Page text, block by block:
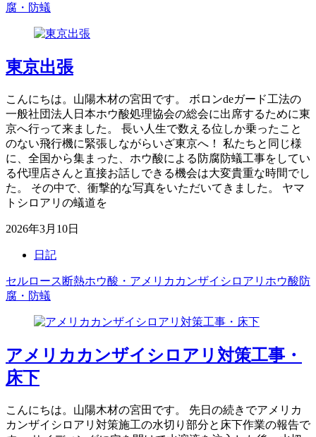
腐・防蟻
東京出張
こんにちは。山陽木材の宮田です。 ボロンdeガード工法の
一般社団法人日本ホウ酸処理協会の総会に出席するために東
京へ行って来ました。 長い人生で数える位しか乗ったこと
のない飛行機に緊張しながらいざ東京へ！ 私たちと同じ様
に、全国から集まった、ホウ酸による防腐防蟻工事をしてい
る代理店さんと直接お話しできる機会は大変貴重な時間でし
た。 その中で、衝撃的な写真をいただいてきました。 ヤマ
トシロアリの蟻道を
2026年3月10日
日記
セルロース断熱ホウ酸・アメリカカンザイシロアリ ホウ酸防
腐・防蟻
アメリカカンザイシロアリ対策工事・
床下
こんにちは。山陽木材の宮田です。 先日の続きでアメリカ
カンザイシロアリ対策施工の水切り部分と床下作業の報告で